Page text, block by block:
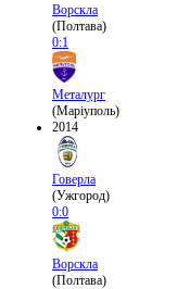
Ворскла
(Полтава)
0:1
Металург
(Маріуполь)
2014
Говерла
(Ужгород)
0:0
Ворскла
(Полтава)